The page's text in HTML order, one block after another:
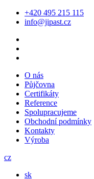
+420 495 215 115
info@jipast.cz
O nás
Půjčovna
Certifikáty
Reference
Spolupracujeme
Obchodní podmínky
Kontakty
Výroba
cz
sk